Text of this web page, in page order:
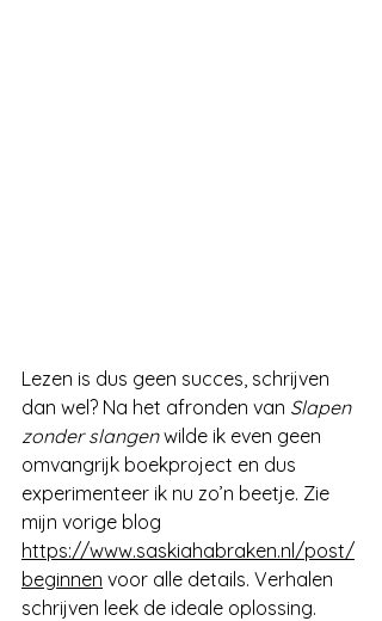
Lezen is dus geen succes, schrijven
dan wel? Na het afronden van Slapen
zonder slangen wilde ik even geen
omvangrijk boekproject en dus
experimenteer ik nu zo’n beetje. Zie
mijn vorige blog
https://www.saskiahabraken.nl/post/
beginnen voor alle details. Verhalen
schrijven leek de ideale oplossing.